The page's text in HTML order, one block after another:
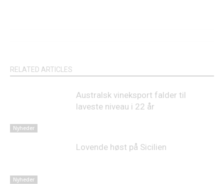
RELATED ARTICLES
Nyheder
Australsk vineksport falder til
laveste niveau i 22 år
Nyheder
Lovende høst på Sicilien